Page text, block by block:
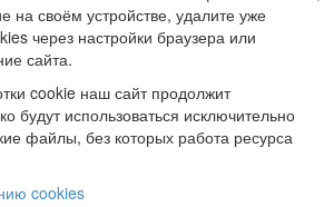
на своём устройстве, удалите уже
через настройки браузера или
сайта.
cookie наш сайт продолжит
будут использоваться исключительно
файлы, без которых работа ресурса
cookies